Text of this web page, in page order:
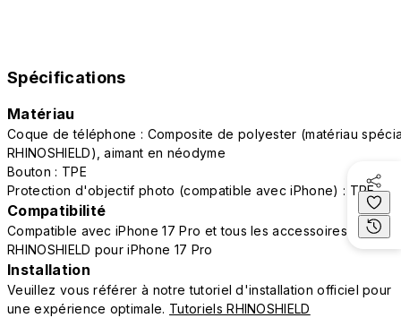
Spécifications
Matériau
Coque de téléphone : Composite de polyester (matériau
RHINOSHIELD), aimant en néodyme
Bouton : TPE
Protection d'objectif photo (compatible avec iPhone) : TPE
Compatibilité
Compatible avec iPhone 17 Pro et tous les accessoires
RHINOSHIELD pour iPhone 17 Pro
Installation
Veuillez vous référer à notre tutoriel d'installation officiel pour
une expérience optimale. Tutoriels RHINOSHIELD